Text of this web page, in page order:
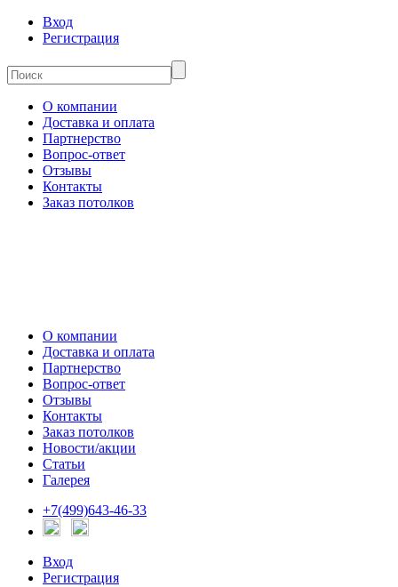
Вход
Регистрация
О компании
Доставка и оплата
Партнерство
Вопрос-ответ
Отзывы
Контакты
Заказ потолков
О компании
Доставка и оплата
Партнерство
Вопрос-ответ
Отзывы
Контакты
Заказ потолков
Новости/акции
Статьи
Галерея
+7(499)643-46-33
Вход
Регистрация